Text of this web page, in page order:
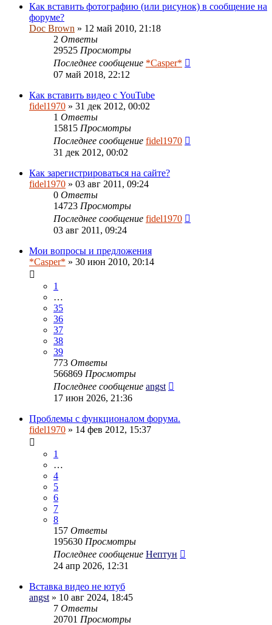
Как вставить фотографию (или рисунок) в сообщение на
форуме?
Doc Brown » 12 май 2010, 21:18
2 Ответы
29525 Просмотры
Последнее сообщение *Casper*
07 май 2018, 22:12
Как вставить видео с YouTube
fidel1970 » 31 дек 2012, 00:02
1 Ответы
15815 Просмотры
Последнее сообщение fidel1970
31 дек 2012, 00:02
Как зарегистрироваться на сайте?
fidel1970 » 03 авг 2011, 09:24
0 Ответы
14723 Просмотры
Последнее сообщение fidel1970
03 авг 2011, 09:24
Мои вопросы и предложения
*Casper* » 30 июн 2010, 20:14
1
…
35
36
37
38
39
773 Ответы
566869 Просмотры
Последнее сообщение angst
17 июн 2026, 21:36
Проблемы с функционалом форума.
fidel1970 » 14 фев 2012, 15:37
1
…
4
5
6
7
8
157 Ответы
195630 Просмотры
Последнее сообщение Нептун
24 апр 2026, 12:31
Вставка видео не ютуб
angst » 10 авг 2024, 18:45
7 Ответы
20701 Просмотры